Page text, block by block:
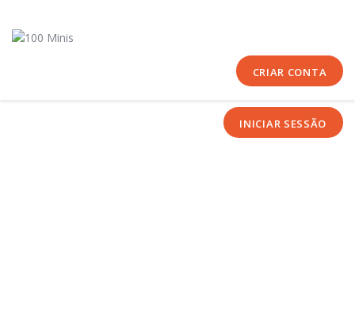
CRIAR CONTA
INICIAR SESSÃO
Sobre Nós